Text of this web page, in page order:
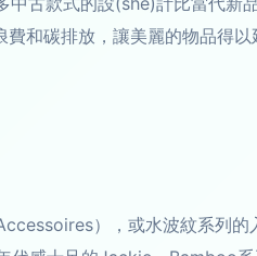
費和碳排放，讓美麗的物品得
），或水波紋系列的